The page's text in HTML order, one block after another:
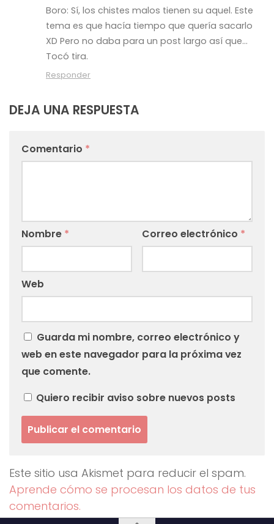
Boro: Sí, los chistes malos tienen su aquel. Este
tema es que hacía tiempo que quería sacarlo
XD Pero no daba para un post largo así que…
Tocó tira.
Responder
DEJA UNA RESPUESTA
Comentario *
Nombre * Correo electrónico *
Web
Guarda mi nombre, correo electrónico y
web en este navegador para la próxima vez
que comente.
Quiero recibir aviso sobre nuevos posts
Este sitio usa Akismet para reducir el spam.
Aprende cómo se procesan los datos de tus
comentarios.